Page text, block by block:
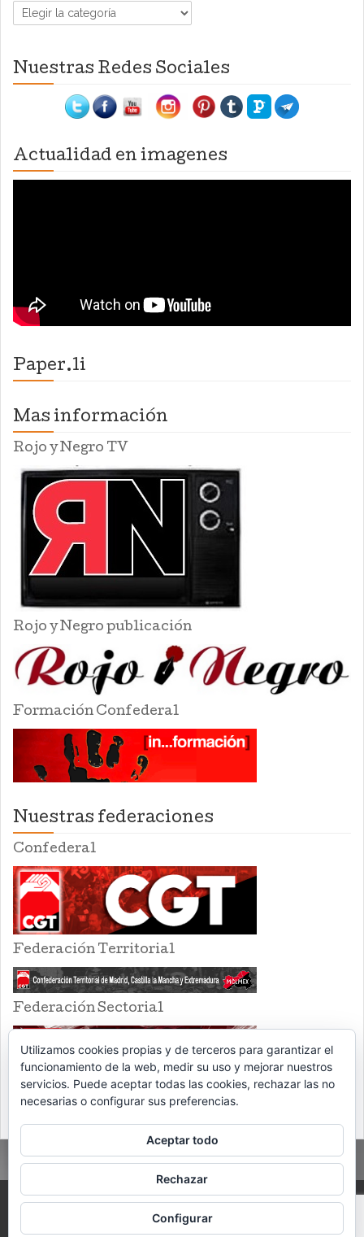
Categorías
Nuestras Redes Sociales
Actualidad en imagenes
Paper.li
Mas información
Rojo y Negro TV
Rojo y Negro publicación
Formación Confederal
Nuestras federaciones
Confederal
Federación Territorial
Federación Sectorial
PROUDLY POWERED BY WORDPRESS THEME: EVENTBRITE SINGLE EVENT
Utilizamos cookies propias y de terceros para garantizar el
funcionamiento de la web, medir su uso y mejorar nuestros
servicios. Puede aceptar todas las cookies, rechazar las no
necesarias o configurar sus preferencias.
Aceptar todo
Rechazar
Configurar